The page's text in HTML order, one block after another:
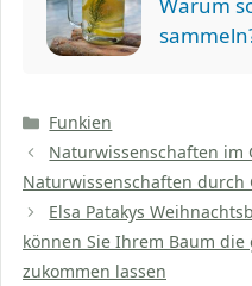
Kategorien
Funkien
Naturwissenschaften im
Naturwissenschaften
Elsa Patakys
können Sie Ihrem Baum
zukommen lassen